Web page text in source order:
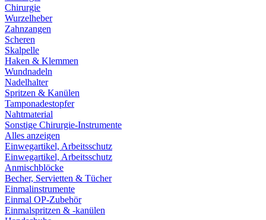
Chirurgie
Wurzelheber
Zahnzangen
Scheren
Skalpelle
Haken & Klemmen
Wundnadeln
Nadelhalter
Spritzen & Kanülen
Tamponadestopfer
Nahtmaterial
Sonstige Chirurgie-Instrumente
Alles anzeigen
Einwegartikel, Arbeitsschutz
Einwegartikel, Arbeitsschutz
Anmischblöcke
Becher, Servietten & Tücher
Einmalinstrumente
Einmal OP-Zubehör
Einmalspritzen & -kanülen